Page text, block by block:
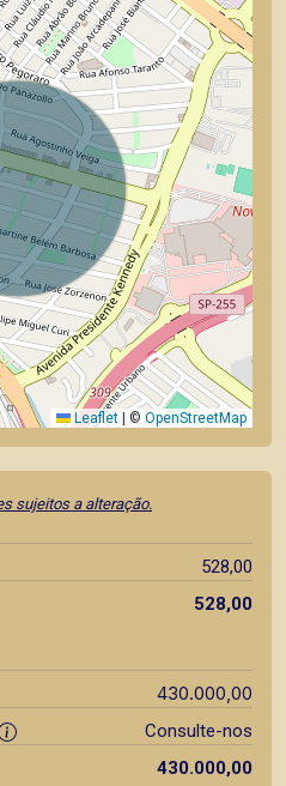
Leaflet © OpenStreetMap
sujeitos a alteração.
528,00
528,00
430.000,00
Consulte-nos
430.000,00